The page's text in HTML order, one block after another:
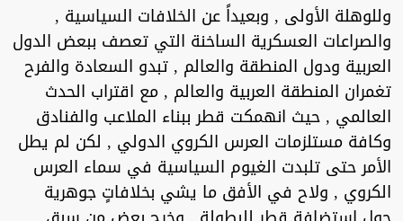
وللوهلة الأولى , وبعيداً عن الخلافات السياسية ,
والصراعات العسكرية الساخنة التي تعصف ببعض الدول
العربية ودول المنطقة والعالم , تبدو السعادة والفرح
تغمران المنطقة العربية والعالم , مع اقتراب الحدث
العالمي , حيث انهمكت قطر ببناء الملاعب والفنادق
وكافة مستلزمات العرس الكروي الدولي , لكن لم يطل
الأمر حتى تلبدت الغيوم السياسية في سماء العرس
الكروي , ولاح في الأفق ما يشي بخلافاتٍ جوهرية